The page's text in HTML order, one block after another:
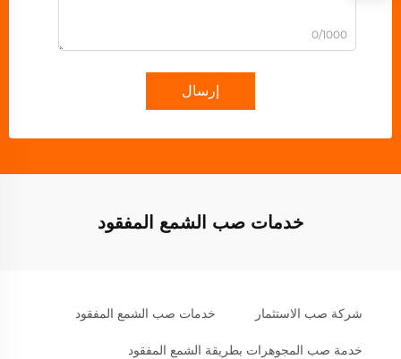
0/1000
إرسال
خدمات صب الشمع المفقود
شركة صب الاستثمار خدمات صب الشمع المفقود
خدمة صب المجوهرات بطريقة الشمع المفقود